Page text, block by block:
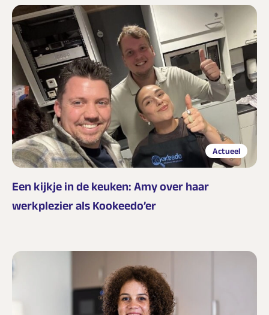
Actueel
Een kijkje in de keuken: Amy over haar
werkplezier als Kookeedo’er